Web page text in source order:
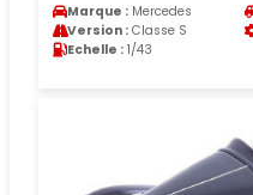
Marque : Mercedes
Version : Classe S
Echelle : 1/43